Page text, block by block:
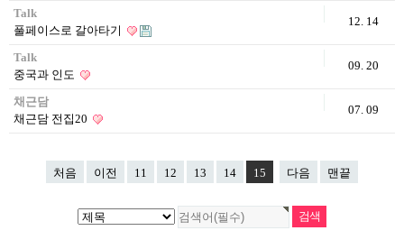
Talk
풀페이스로 갈아타기
12. 14
Talk
중국과 인도
09. 20
채근담
채근담 전집20
07. 09
처음 이전 11 12 13 14 15 다음 맨끝